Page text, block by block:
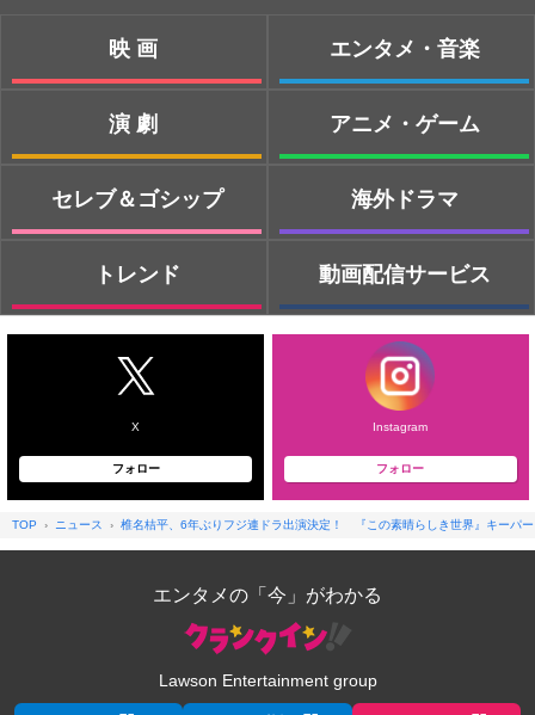
映画
演劇
セレブ＆ゴシップ
トレンド
エンタメ・音楽
アニメ・ゲーム
海外ドラマ
動画配信サービス
X
フォロー
Instagram
フォロー
TOP ニュース 椎名桔平、6年ぶりフジ連ドラ出演決定！ 『この素晴らしき世界』キーパ
エンタメの「今」がわかる
Lawson Entertainment group